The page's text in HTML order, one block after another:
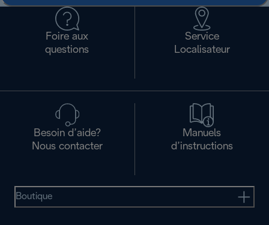
Foire aux
questions
Service
Localisateur
Besoin d’aide?
Nous contacter
Manuels
d’instructions
Boutique